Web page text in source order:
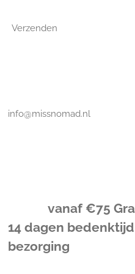
Verzenden
info@missnomad.nl
vanaf €75
14 dagen
bezorging